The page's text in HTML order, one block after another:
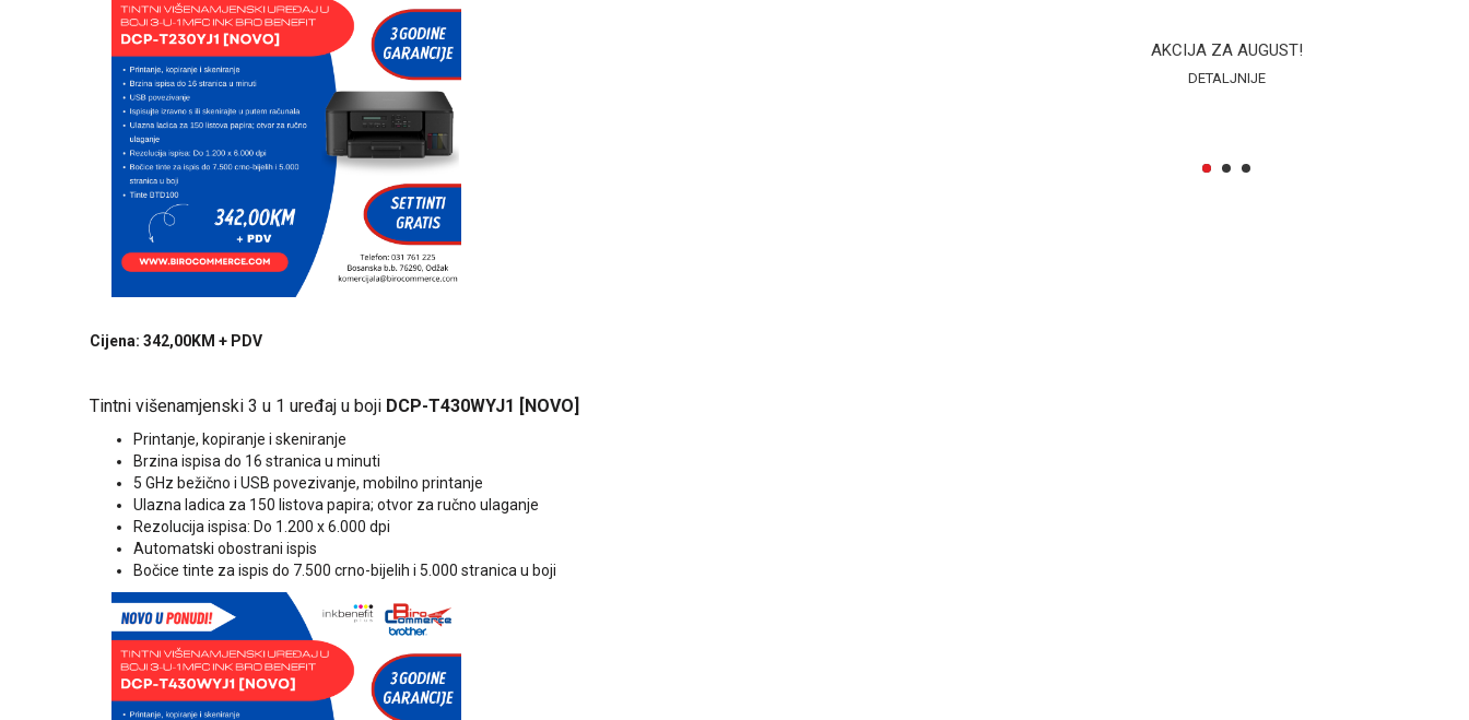
Cijena: 342,00KM + PDV
Tintni višenamjenski 3 u 1 uređaj u boji DCP-T430WYJ1 [NOVO]
Printanje, kopiranje i skeniranje
Brzina ispisa do 16 stranica u minuti
5 GHz bežično i USB povezivanje, mobilno printanje
Ulazna ladica za 150 listova papira; otvor za ručno ulaganje
Rezolucija ispisa: Do 1.200 x 6.000 dpi
Automatski obostrani ispis
Bočice tinte za ispis do 7.500 crno-bijelih i 5.000 stranica u boji
AKCIJA ZA AUGUST!
DETALJNIJE
1 2 3